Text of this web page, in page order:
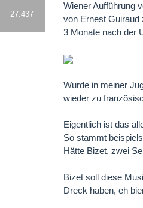
27.437
Wiener Aufführung
von Ernest Guiraud
3 Monate nach der
Wurde in meiner
wieder zu
Eigentlich ist das
So stammt
Hätte Bizet, zwei
Bizet soll diese
Dreck haben, eh